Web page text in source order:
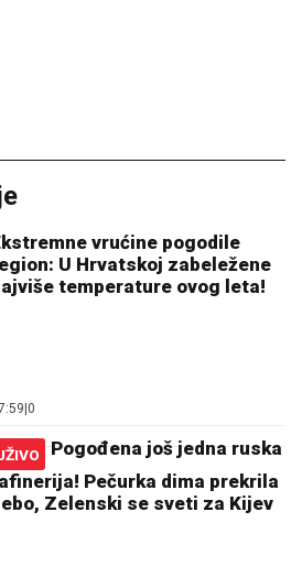
vrućine pogodile
U Hrvatskoj zabeležene
temperature ovog leta!
0
Pogođena još jedna ruska
Pečurka dima prekrila
Zelenski se sveti za Kijev